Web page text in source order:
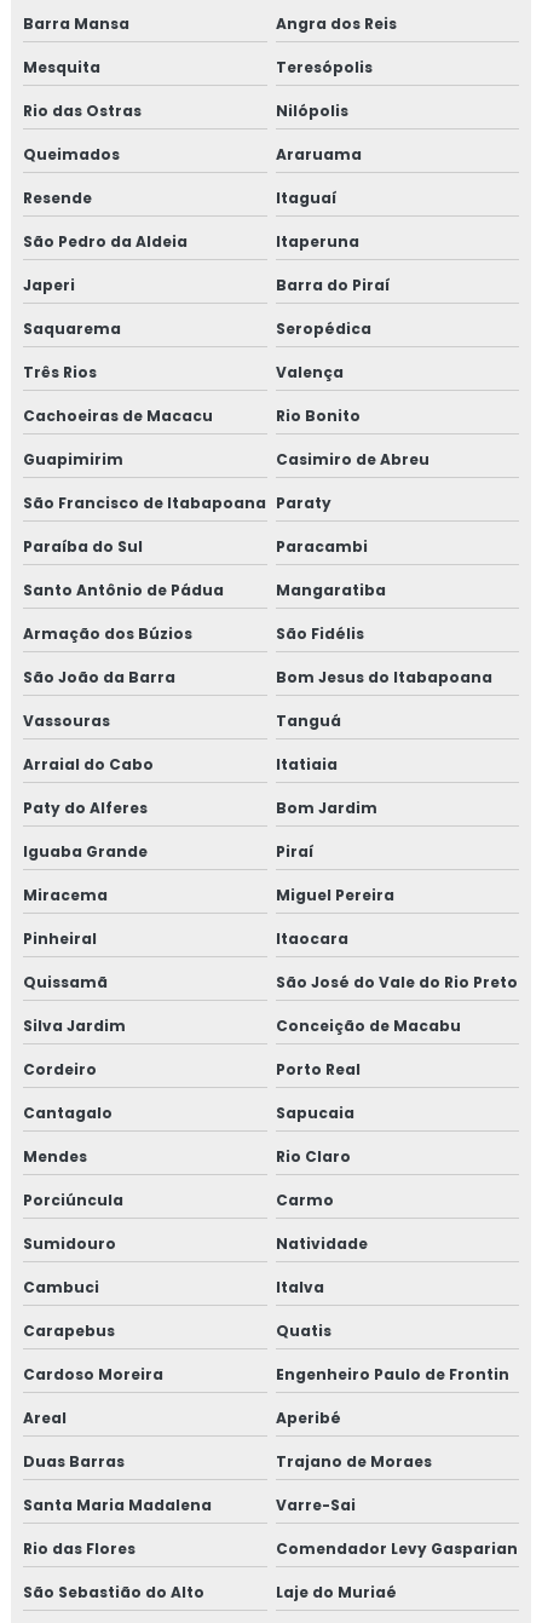
Consultoria em HACCP APPCC
Consultoria em HACCP codex alimentarius
Consultoria em homologação de fornecedor
Consultoria em homologação de fornecedores e
transportadoras
Consultoria em ifs food
Consultoria em implantação de programa 5s
Consultoria em implementação gfsi
Consultoria em iso 14001
Consultoria em iso 17025
Consultoria em iso 9001
Consultoria em legislação de alimentos
Consultoria em manipulação de alimentos
Consultoria em manutenção sgq para recertificação
Consultoria em mapeamento de processos e gestão de
riscos
Consultoria em microbiologia de alimentos com base em
salmonella
Consultoria em migração da norma GMP+ 2020
Consultoria em migração para versão 6.0 da norma FSSC
22000
Consultoria em norma brc
Consultoria na norma FSSC 22000
Consultoria em plano gerenciamento de resíduos sólidos
Consultoria em política da qualidade
Consultoria em processos e elaboração de relatório de
auditoria
Consultoria em programa 5s
Consultoria em rastreabilidade e recall
Consultoria em reciclagem auditores internos iso9001
Consultoria em reciclagem equipe HACCP
Barra Mansa Angra dos Reis
Mesquita Teresópolis
Rio das Ostras Nilópolis
Queimados Araruama
Resende Itaguaí
São Pedro da Aldeia Itaperuna
Japeri Barra do Piraí
Saquarema Seropédica
Três Rios Valença
Cachoeiras de Macacu Rio Bonito
Guapimirim Casimiro de Abreu
São Francisco de Itabapoana Paraty
Paraíba do Sul Paracambi
Santo Antônio de Pádua Mangaratiba
Armação dos Búzios São Fidélis
São João da Barra Bom Jesus do Itabapoana
Vassouras Tanguá
Arraial do Cabo Itatiaia
Paty do Alferes Bom Jardim
Iguaba Grande Piraí
Miracema Miguel Pereira
Pinheiral Itaocara
Quissamã São José do Vale do Rio Preto
Silva Jardim Conceição de Macabu
Cordeiro Porto Real
Cantagalo Sapucaia
Mendes Rio Claro
Porciúncula Carmo
Sumidouro Natividade
Cambuci Italva
Carapebus Quatis
Cardoso Moreira Engenheiro Paulo de Frontin
Areal Aperibé
Duas Barras Trajano de Moraes
Santa Maria Madalena Varre-Sai
Rio das Flores Comendador Levy Gasparian
São Sebastião do Alto Laje do Muriaé